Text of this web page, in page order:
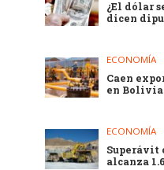
¿El dólar
dicen
ECONOMÍA
Caen
en Bolivia
ECONOMÍA
Superávit
alcanza